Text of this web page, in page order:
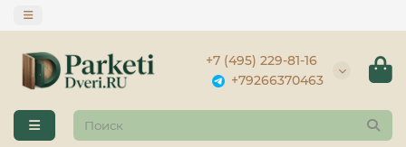
+7 (495) 229-81-16
+79266370463